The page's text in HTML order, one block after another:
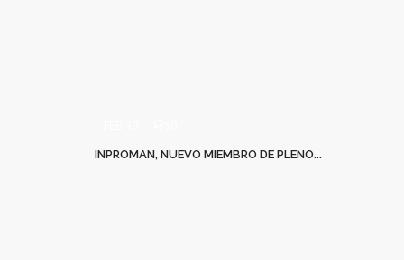
INPROMAN, NUEVO MIEMBRO DE PLENO...